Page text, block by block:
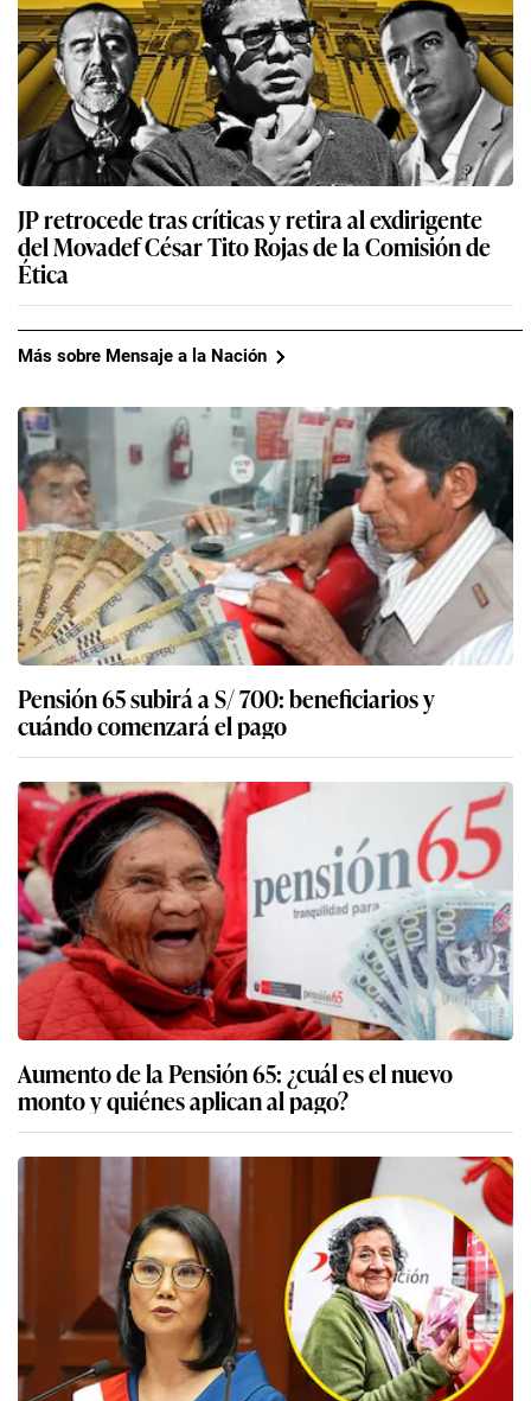
JP retrocede tras críticas y retira al exdirigente
del Movadef César Tito Rojas de la Comisión de
Ética
Más sobre Mensaje a la Nación
Pensión 65 subirá a S/ 700: beneficiarios y
cuándo comenzará el pago
Aumento de la Pensión 65: ¿cuál es el nuevo
monto y quiénes aplican al pago?